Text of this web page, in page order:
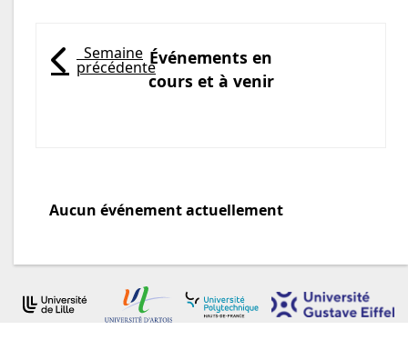
Semaine
précédente
( Du 2026-08-03 au 16-08-
Événements en
cours et à venir
Aucun événement actuellement